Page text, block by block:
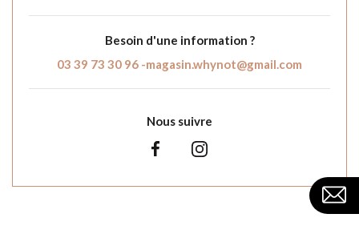
Besoin d'une information ?
03 39 73 30 96 -magasin.whynot@gmail.com
Nous suivre